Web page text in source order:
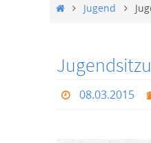
StartJugend
08.03.2015